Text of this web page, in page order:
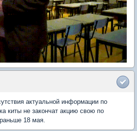
актуальной информации по
киты не закончат акцию свою по
18 мая.